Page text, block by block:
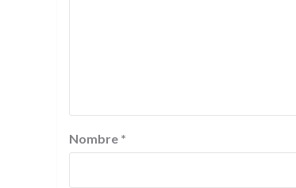
Nombre *